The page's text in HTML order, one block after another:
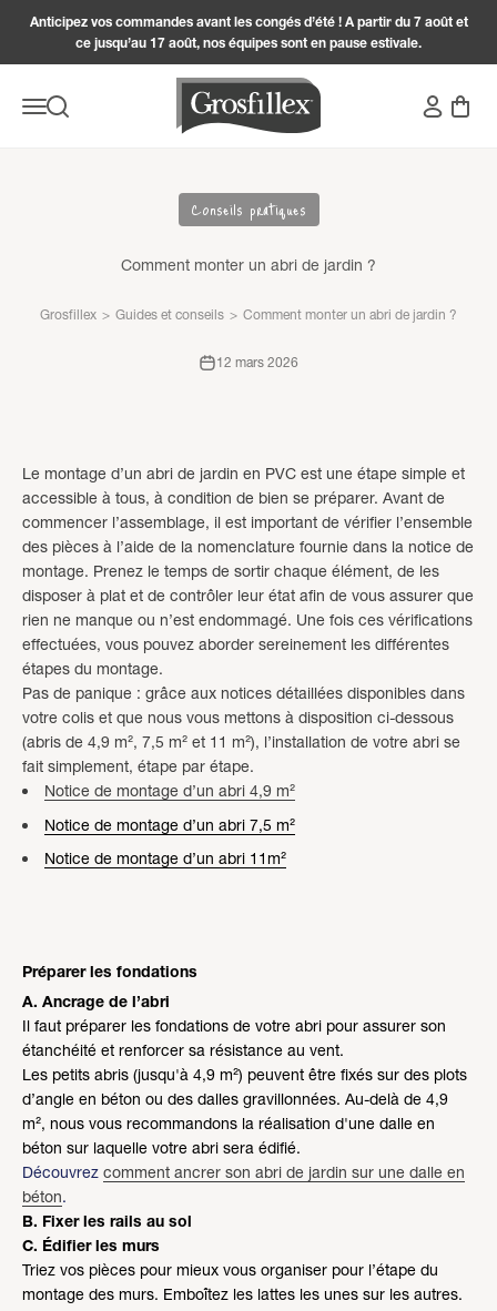
Anticipez vos commandes avant les congés d’été ! A partir du 7 août et
ce jusqu’au 17 août, nos équipes sont en pause estivale.
MenuRecherche
Grosfillex
Connexion
Panier
Conseils pratiques
Comment monter un abri de jardin ?
Grosfillex > Guides et conseils > Comment monter un abri de jardin ?
12 mars 2026
Le montage d’un abri de jardin en PVC est une étape simple et
accessible à tous, à condition de bien se préparer. Avant de
commencer l’assemblage, il est important de vérifier l’ensemble
des pièces à l’aide de la nomenclature fournie dans la notice de
montage. Prenez le temps de sortir chaque élément, de les
disposer à plat et de contrôler leur état afin de vous assurer que
rien ne manque ou n’est endommagé. Une fois ces vérifications
effectuées, vous pouvez aborder sereinement les différentes
étapes du montage.
Pas de panique : grâce aux notices détaillées disponibles dans
votre colis et que nous vous mettons à disposition ci-dessous
(abris de 4,9 m², 7,5 m² et 11 m²), l’installation de votre abri se
fait simplement, étape par étape.
Notice de montage d’un abri 4,9 m²
Notice de montage d’un abri 7,5 m²
Notice de montage d’un abri 11m²
Préparer les fondations
A. Ancrage de l’abri
Il faut préparer les fondations de votre abri pour assurer son
étanchéité et renforcer sa résistance au vent.
Les petits abris (jusqu'à 4,9 m²) peuvent être fixés sur des plots
d’angle en béton ou des dalles gravillonnées. Au-delà de 4,9
m², nous vous recommandons la réalisation d'une dalle en
béton sur laquelle votre abri sera édifié.
Découvrez comment ancrer son abri de jardin sur une dalle en
béton.
B. Fixer les rails au sol
C. Édifier les murs
Triez vos pièces pour mieux vous organiser pour l’étape du
montage des murs. Emboîtez les lattes les unes sur les autres.